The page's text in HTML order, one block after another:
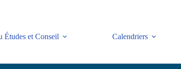
Études et Conseil Calendriers